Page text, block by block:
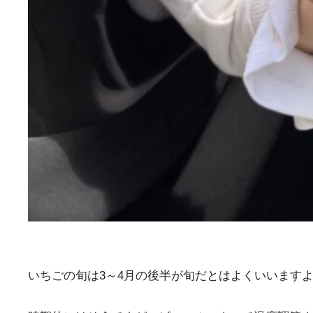
いちごの旬は3～4月の後半が旬だとはよくいいます